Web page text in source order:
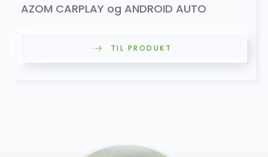
AZOM CARPLAY og ANDROID AUTO
TIL PRODUKT